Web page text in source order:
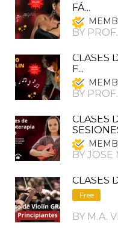
FÁ...
BY
CLASES
F...
BY
CLASES
BY
CLASES
Free
BY M.A.